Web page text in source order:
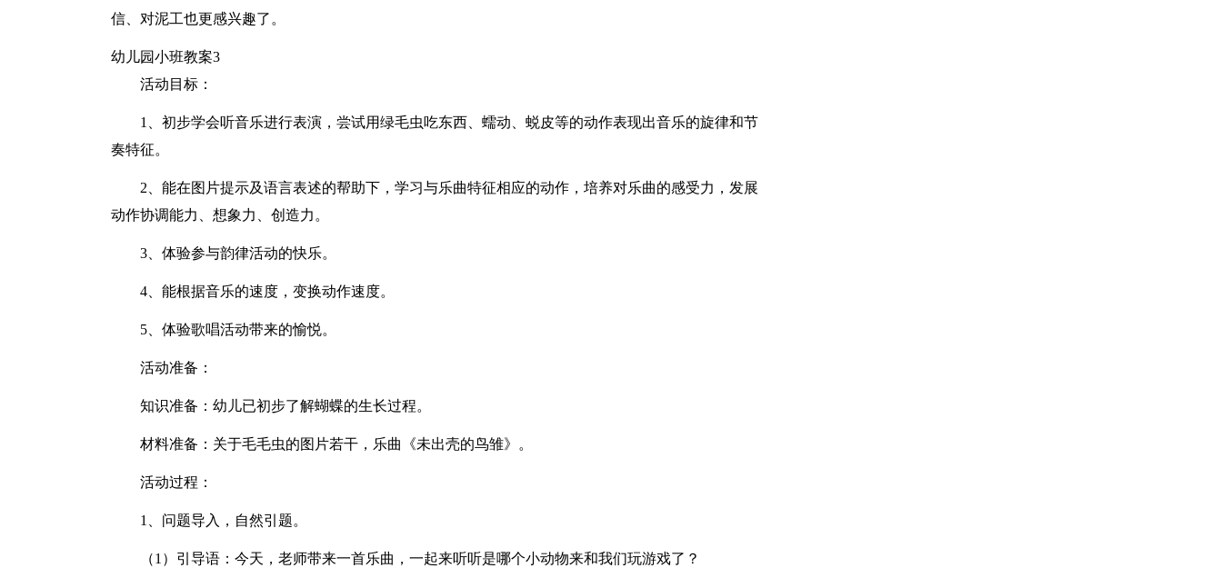
信、对泥工也更感兴趣了。
幼儿园小班教案3
活动目标：
1、初步学会听音乐进行表演，尝试用绿毛虫吃东西、蠕动、蜕皮等的动作表现出音乐的旋律和节
奏特征。
2、能在图片提示及语言表述的帮助下，学习与乐曲特征相应的动作，培养对乐曲的感受力，发展
动作协调能力、想象力、创造力。
3、体验参与韵律活动的快乐。
4、能根据音乐的速度，变换动作速度。
5、体验歌唱活动带来的愉悦。
活动准备：
知识准备：幼儿已初步了解蝴蝶的生长过程。
材料准备：关于毛毛虫的图片若干，乐曲《未出壳的鸟雏》。
活动过程：
1、问题导入，自然引题。
（1）引导语：今天，老师带来一首乐曲，一起来听听是哪个小动物来和我们玩游戏了？